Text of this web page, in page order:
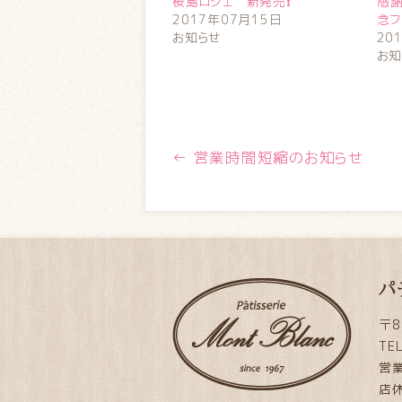
2017年07月15日
お知らせ
念
お
← 営業時間短縮のお知らせ
パ
〒
営
店